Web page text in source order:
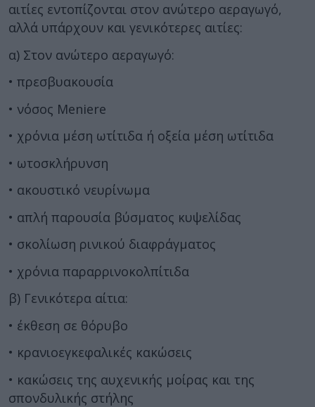
αιτίες εντοπίζονται στον ανώτερο αεραγωγό,
αλλά υπάρχουν και γενικότερες αιτίες:
α) Στον ανώτερο αεραγωγό:
• πρεσβυακουσία
• νόσος Meniere
• χρόνια μέση ωτίτιδα ή οξεία μέση ωτίτιδα
• ωτοσκλήρυνση
• ακουστικό νευρίνωμα
• απλή παρουσία βύσματος κυψελίδας
• σκολίωση ρινικού διαφράγματος
• χρόνια παραρρινοκολπίτιδα
β) Γενικότερα αίτια:
• έκθεση σε θόρυβο
• κρανιοεγκεφαλικές κακώσεις
• κακώσεις της αυχενικής μοίρας και της
σπονδυλικής στήλης